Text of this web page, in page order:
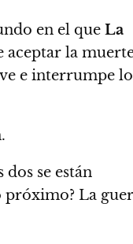
en el que La
aceptar la
e interrumpe
se están
próximo? La